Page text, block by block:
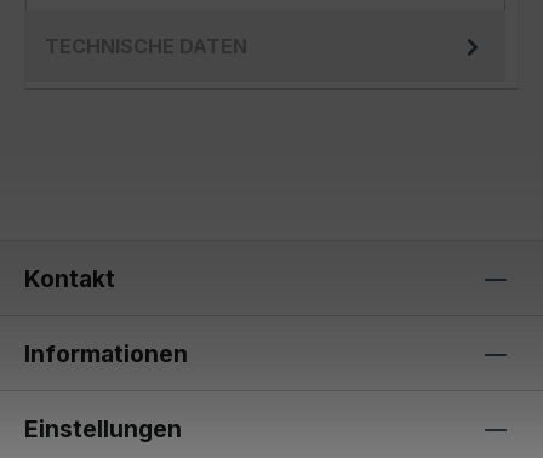
TECHNISCHE DATEN
Kontakt
Informationen
Einstellungen